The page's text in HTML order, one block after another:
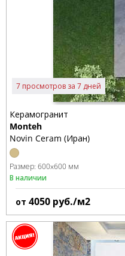
7 просмотров за 7 дней
Керамогранит
Monteh
Novin Ceram (Иран)
Размер: 600x600 мм
В наличии
от 4050 руб./м2